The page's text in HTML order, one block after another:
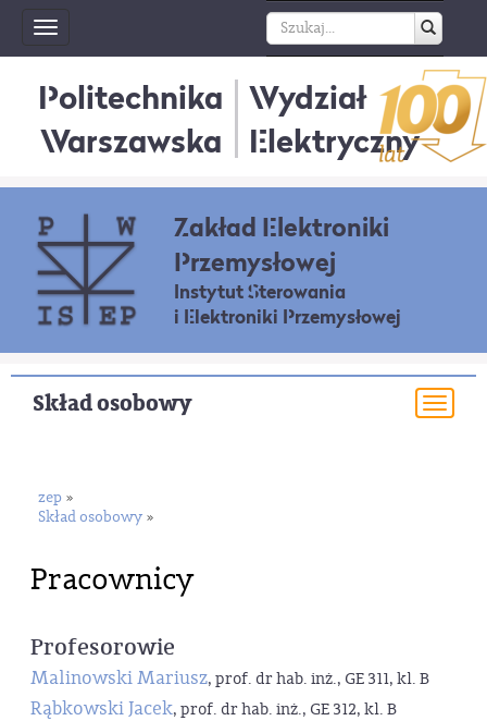
Toggle
navigation
Politechnika
Warszawska
Wydział
Elektryczny
Zakład Elektroniki
Przemysłowej
Instytut Sterowania
i Elektroniki Przemysłowej
Skład osobowy
zep »
Skład osobowy »
Pracownicy
Profesorowie
Malinowski Mariusz, prof. dr hab. inż., GE 311, kl. B
Rąbkowski Jacek, prof. dr hab. inż., GE 312, kl. B